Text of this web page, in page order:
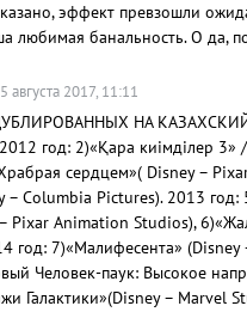
эффект превзошли
любимая банальность. О да,
5 августа 2017, 11:11
НА КАЗАХСКИЙ.
год: 2)«Қара киімділер
сердцем»( Disney –
– Columbia Pictures). 2013
Pixar Animation Studios),
год: 7)«Малифесента»
Человек-паук: Высокое
Галактики»(Disney – Marvel